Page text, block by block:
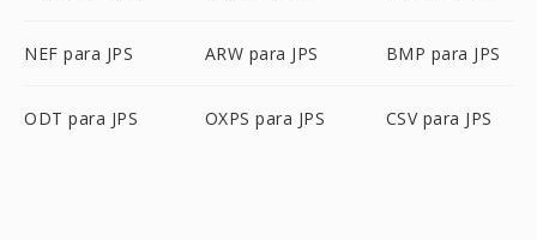
NEF para JPS ARW para JPS BMP para JPS
ODT para JPS OXPS para JPS CSV para JPS